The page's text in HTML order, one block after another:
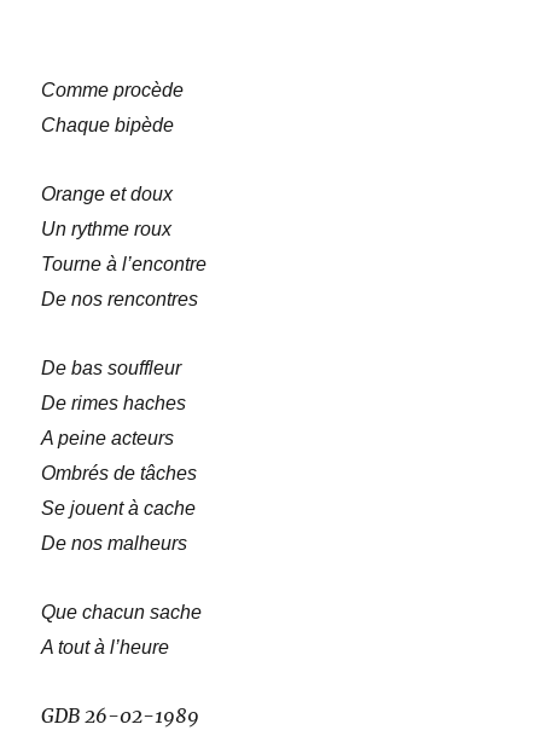
Comme procède
Chaque bipède
Orange et doux
Un rythme roux
Tourne à l’encontre
De nos rencontres
De bas souffleur
De rimes haches
A peine acteurs
Ombrés de tâches
Se jouent à cache
De nos malheurs
Que chacun sache
A tout à l’heure
GDB 26-02-1989